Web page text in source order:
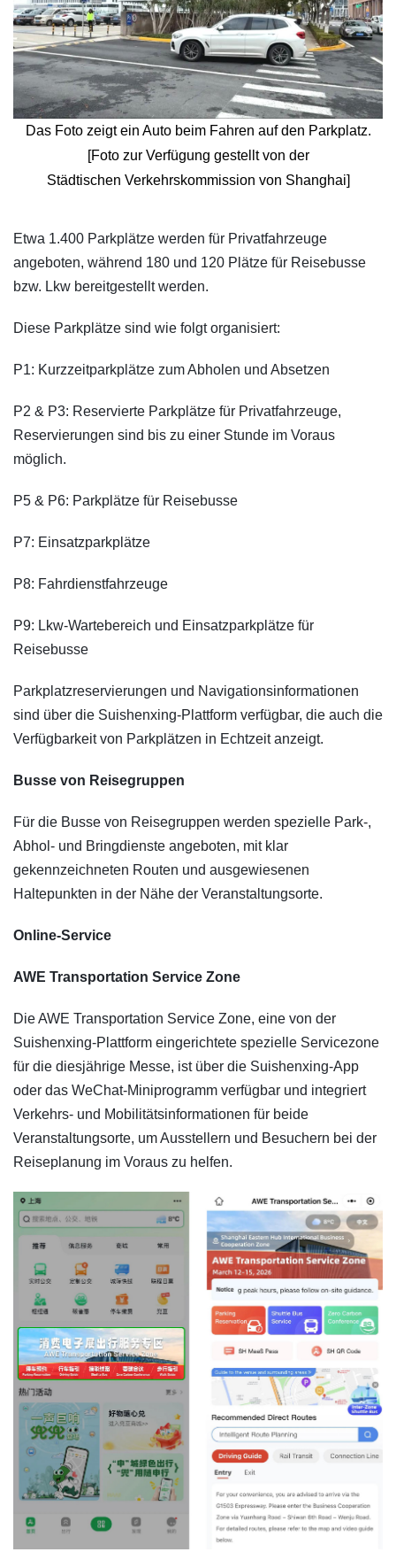
Das Foto zeigt ein Auto beim Fahren auf den Parkplatz.
[Foto zur Verfügung gestellt von der
Städtischen Verkehrskommission von Shanghai]
Etwa 1.400 Parkplätze werden für Privatfahrzeuge
angeboten, während 180 und 120 Plätze für Reisebusse
bzw. Lkw bereitgestellt werden.
Diese Parkplätze sind wie folgt organisiert:
P1: Kurzzeitparkplätze zum Abholen und Absetzen
P2 & P3: Reservierte Parkplätze für Privatfahrzeuge,
Reservierungen sind bis zu einer Stunde im Voraus
möglich.
P5 & P6: Parkplätze für Reisebusse
P7: Einsatzparkplätze
P8: Fahrdienstfahrzeuge
P9: Lkw-Wartebereich und Einsatzparkplätze für
Reisebusse
Parkplatzreservierungen und Navigationsinformationen
sind über die Suishenxing-Plattform verfügbar, die auch die
Verfügbarkeit von Parkplätzen in Echtzeit anzeigt.
Busse von Reisegruppen
Für die Busse von Reisegruppen werden spezielle Park-,
Abhol- und Bringdienste angeboten, mit klar
gekennzeichneten Routen und ausgewiesenen
Haltepunkten in der Nähe der Veranstaltungsorte.
Online-Service
AWE Transportation Service Zone
Die AWE Transportation Service Zone, eine von der
Suishenxing-Plattform eingerichtete spezielle Servicezone
für die diesjährige Messe, ist über die Suishenxing-App
oder das WeChat-Miniprogramm verfügbar und integriert
Verkehrs- und Mobilitätsinformationen für beide
Veranstaltungsorte, um Ausstellern und Besuchern bei der
Reiseplanung im Voraus zu helfen.